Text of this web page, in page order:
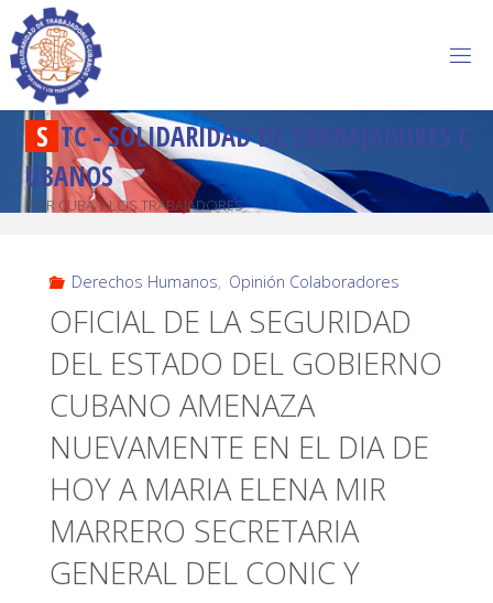
S TC-SOLIDARIDADD R A BAJADORES C
U BANOS
POR CUBA Y LOS TRABAJADORES
Derechos Humanos, Opinión Colaboradores
OFICIAL DE LA SEGURIDAD
DEL ESTADO DEL GOBIERNO
CUBANO AMENAZA
NUEVAMENTE EN EL DIA DE
HOY A MARIA ELENA MIR
MARRERO SECRETARIA
GENERAL DEL CONIC Y